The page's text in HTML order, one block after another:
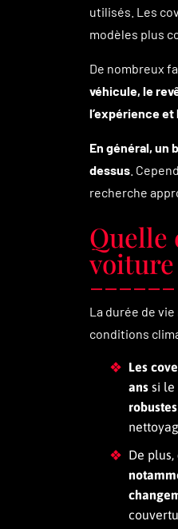
utilisés. Les
modèles plus
De nombreux
véhicule, le
l’expérience
En général, un
dessus .
recherche
Quelle
voiture
La durée de
conditions
Les
ans si le
De plus,